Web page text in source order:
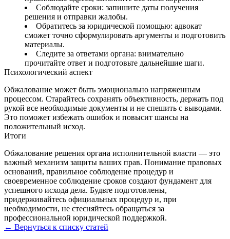
Соблюдайте сроки: запишите даты получения
решения и отправки жалобы.
Обратитесь за юридической помощью: адвокат
сможет точно сформулировать аргументы и подготовить
материалы.
Следите за ответами органа: внимательно
прочитайте ответ и подготовьте дальнейшие шаги.
Психологический аспект
Обжалование может быть эмоционально напряженным
процессом. Старайтесь сохранять объективность, держать под
рукой все необходимые документы и не спешить с выводами.
Это поможет избежать ошибок и повысит шансы на
положительный исход.
Итоги
Обжалование решения органа исполнительной власти — это
важный механизм защиты ваших прав. Понимание правовых
оснований, правильное соблюдение процедур и
своевременное соблюдение сроков создают фундамент для
успешного исхода дела. Будьте подготовлены,
придерживайтесь официальных процедур и, при
необходимости, не стесняйтесь обращаться за
профессиональной юридической поддержкой.
← Вернуться к списку статей